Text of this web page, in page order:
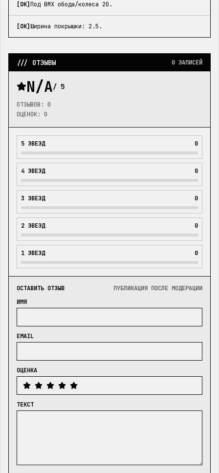
[OK] Под BMX обода/колеса 20.
[OK] Ширина покрышки: 2.5.
/// ОТЗЫВЫ 0 ЗАПИСЕЙ
N/A/ 5
ОТЗЫВОВ: 0
ОЦЕНОК: 0
5 ЗВЕЗД 0
4 ЗВЕЗД 0
3 ЗВЕЗД 0
2 ЗВЕЗД 0
1 ЗВЕЗД 0
ОСТАВИТЬ ОТЗЫВ
ПУБЛИКАЦИЯ ПОСЛЕ МОДЕРАЦИИ
ИМЯ
EMAIL
ОЦЕНКА
ТЕКСТ